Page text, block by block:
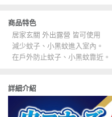
商品特色
居家玄關 外出露營 皆可使用
減少蚊子、小黑蚊進入室內。
在戶外防止蚊子、小黑蚊靠近。
詳細介紹